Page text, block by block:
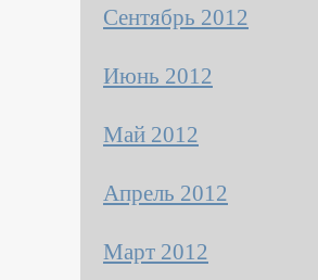
Сентябрь 2012
Июнь 2012
Май 2012
Апрель 2012
Март 2012